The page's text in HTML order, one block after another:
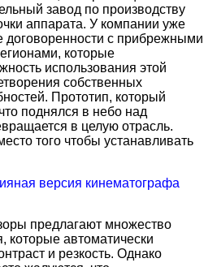
завод по производству
аппарата. У компании уже
договоренности с прибрежными
которые
использования этой
собственных
Прототип, который
поднялся в небо над
в целую отрасль.
того чтобы устанавливать
версия кинематографа
предлагают множество
которые автоматически
и резкость. Однако